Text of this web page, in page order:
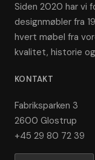
Siden 2020 har vi
designmøbler fra
hvert møbel fra
kvalitet, historie
KONTAKT
Fabriksparken 3
2600 Glostrup
+45 29 80 72 39